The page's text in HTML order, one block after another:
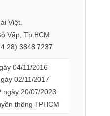
Việt.
Vấp, Tp.HCM
3848 7237
04/11/2016
02/11/2017
ngày 20/07/2023
thông TPHCM